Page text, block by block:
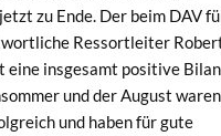
zu Ende. Der beim DAV
Ressortleiter
eine insgesamt positive
und der August waren
und haben für gute